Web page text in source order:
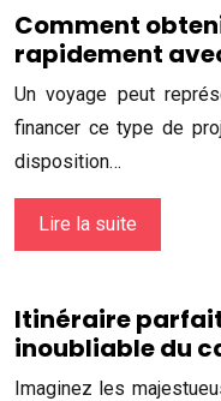
Comment
rapidement
Un voyage peut
financer ce type de
disposition…
Lire la suite
Itinéraire
inoubliable du
Imaginez les